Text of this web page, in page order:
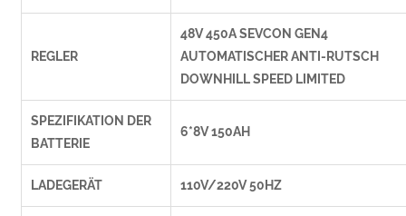
REGLER
48V 450A SEVCON GEN4
AUTOMATISCHER ANTI-RUTSCH
DOWNHILL SPEED LIMITED
SPEZIFIKATION DER
BATTERIE
6*8V 150AH
LADEGERÄT 110V/220V 50HZ